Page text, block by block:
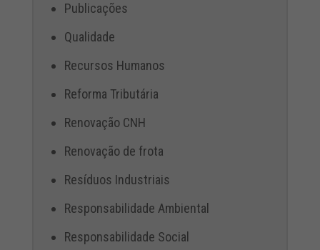
Publicações
Qualidade
Recursos Humanos
Reforma Tributária
Renovação CNH
Renovação de frota
Resíduos Industriais
Responsabilidade Ambiental
Responsabilidade Social